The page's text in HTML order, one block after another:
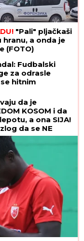
"Pali" pljačkaši
a onda je
(FOTO)
Fudbalski
za odrasle
hitnim
da je
KOSOM i da
a ona SIJA!
da se NE
komentare